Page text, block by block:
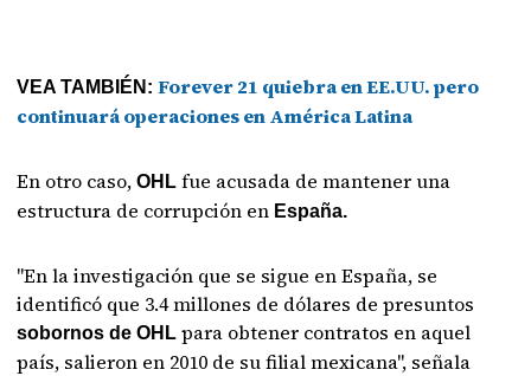
VEA TAMBIÉN:Forever 21 quiebra en EE.UU. pero
continuará operaciones en América Latina
En otro caso,OHL fue acusada de mantener una
estructura de corrupción en España.
"En la investigación que se sigue en España, se
identificó que 3.4 millones de dólares de presuntos
sobornos de OHL para obtener contratos en aquel
país, salieron en 2010 de su filial mexicana", señala